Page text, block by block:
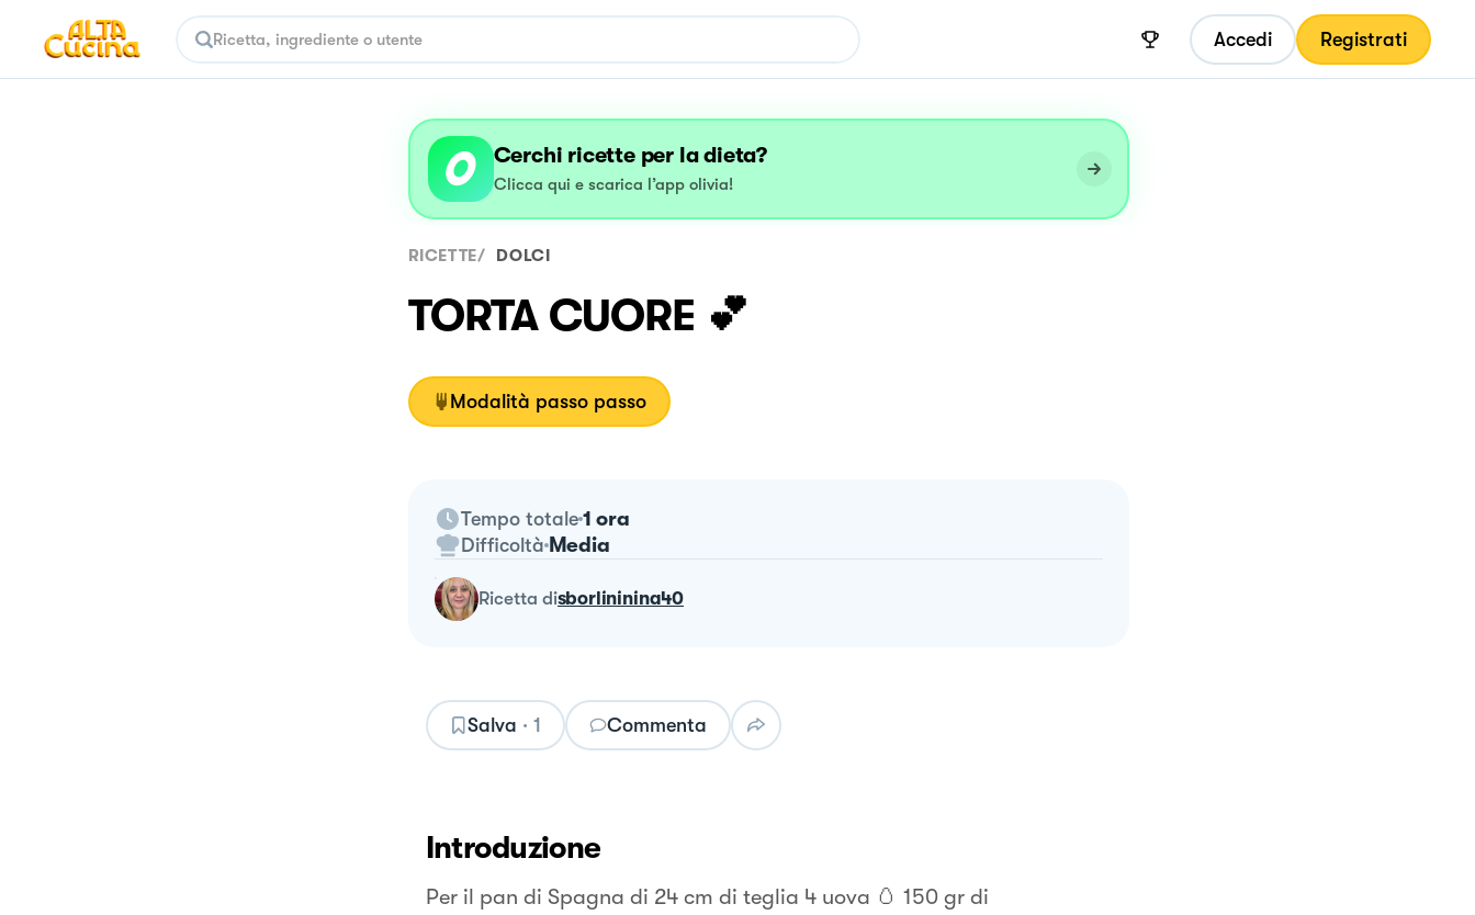
Accedi Registrati
Cerchi ricette per la dieta?
Clicca qui e scarica l’app olivia!
RICETTE/ DOLCI
TORTA CUORE 💕
Modalità passo passo
Tempo totale 1 ora
Difficoltà Media
ricetta disborlininina40
Salva · 1 Commenta
Introduzione
Per il pan di Spagna di 24 cm di teglia 4 uova 🥚 150 gr di